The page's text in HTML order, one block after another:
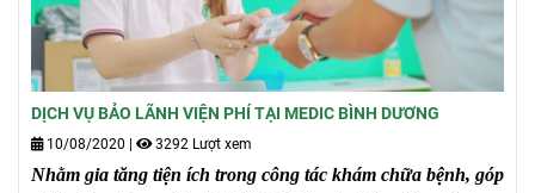
DỊCH VỤ BẢO LÃNH VIỆN PHÍ TẠI MEDIC BÌNH DƯƠNG
10/08/2020 3292 Lượt xem
Nhằm gia tăng tiện ích trong công tác khám chữa bệnh, góp